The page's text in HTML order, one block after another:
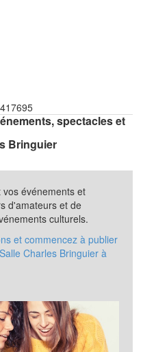
spectacles et
Bringuier
événements et
d'amateurs et de
culturels.
et commencez à publier
Charles Bringuier à